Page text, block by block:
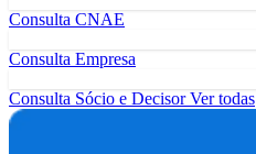
Consulta CNAE
Consulta Empresa
Consulta Sócio e DecisorVer todas